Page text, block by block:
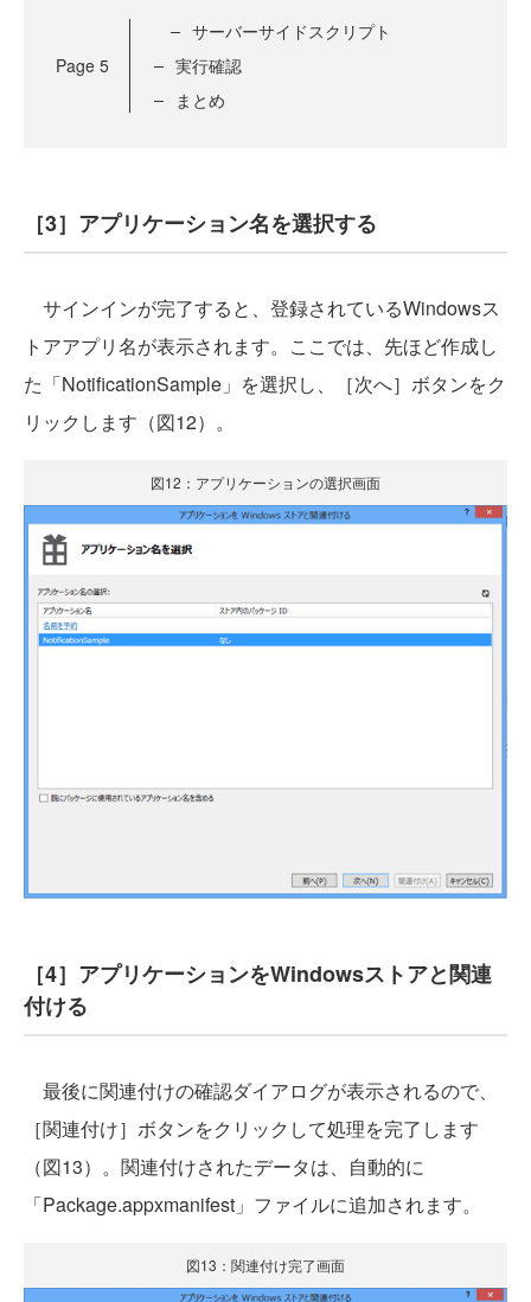
Page 5
サーバーサイドスクリプト
実行確認
まとめ
［3］アプリケーション名を選択する
サインインが完了すると、登録されているWindowsス
トアアプリ名が表示されます。ここでは、先ほど作成し
た「NotificationSample」を選択し、［次へ］ボタンをク
リックします（図12）。
図12：アプリケーションの選択画面
［4］アプリケーションをWindowsストアと関連
付ける
最後に関連付けの確認ダイアログが表示されるので、
［関連付け］ボタンをクリックして処理を完了します
（図13）。関連付けされたデータは、自動的に
「Package.appxmanifest」ファイルに追加されます。
図13：関連付け完了画面